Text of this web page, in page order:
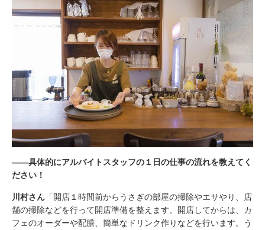
――具体的にアルバイトスタッフの１日の仕事の流れを教えてく
ださい！
川村さん 「開店１時間前からうさぎの部屋の掃除やエサやり、店
舗の掃除などを行って開店準備を整えます。開店してからは、カ
フェのオーダーや配膳、簡単なドリンク作りなどを行います。う